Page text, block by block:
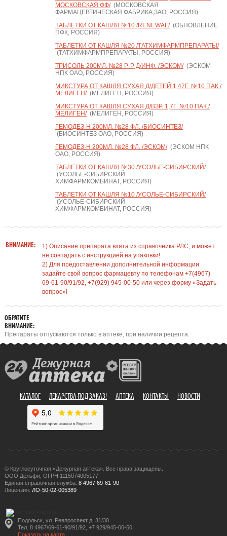
МОСКОВСКАЯ ФФ/(МОСКОВСКАЯ
ФАРМАЦЕВТИЧЕСКАЯ ФАБРИКА,ЗАО, РОССИЯ)
ТАБЛЕТКИ ОТ КАШЛЯ №10 /RENEWAL/(ОБНОВЛЕНИЕ
ПФК, РОССИЯ)
ТАБЛЕТКИ ОТ КАШЛЯ №20 /ТАТХИМФАРМПРЕПАРАТЫ/
(ТАТХИМФАРМПРЕПАРАТЫ, РОССИЯ)
ТРИСОЛЬ 200МЛ. №28 Р-Р Д/ИНФ. /ЭСКОМ/(ЭСКОМ
НПК ОАО, РОССИЯ)
МИКСТУРА ОТ КАШЛЯ СУХАЯ Д/ДЕТЕЙ 1,47Г. №10 ПАК./
МЕЛИГЕН/(МЕЛИГЕН, РОССИЯ)
МИКСТУРА ОТ КАШЛЯ СУХАЯ Д/ВЗР. 1,7Г. №10 ПАК./
МЕЛИГЕН/(МЕЛИГЕН, РОССИЯ)
ГЕМОДЕЗ-Н 200МЛ. №28 ФЛ. /БИОСИНТЕЗ/
(БИОСИНТЕЗ ОАО, РОССИЯ)
ГЕМОДЕЗ-Н 200МЛ. №28 ФЛ. /ЭСКОМ/(ЭСКОМ НПК
ОАО, РОССИЯ)
ТАБЛЕТКИ ОТ КАШЛЯ №30 /УСОЛЬЕ-СИБИРСКИЙ/
(УСОЛЬЕ-СИБИРСКИЙ
ХИМФАРМКОМБИНАТ, РОССИЯ)
ТАБЛЕТКИ ОТ КАШЛЯ №10 /УСОЛЬЕ-СИБИРСКИЙ/
(УСОЛЬЕ-СИБИРСКИЙ
ХИМФАРМКОМБИНАТ, РОССИЯ)
ВНИМАНИЕ:
1) Описание препарата взята из справочника РЛС, и может
не совпадать с инструкцией на упаковки!
2) Для предоставлении дополнительной информации
задайте свой вопрос фармацевту по телефонам +7(4967)
69-61-90/91/92, +7(929) 945-00-50 или через форму «Задать
вопрос»!
ОБРАТИТЕ
ВНИМАНИЕ:
Препараты отпускаются только в аптеке, при наличии рецепта.
КАТАЛОГ ЛЕКАРСТВА ПОД ЗАКАЗ! АПТЕКА КОНТАКТЫ НОВОСТИ
© Круглосуточная «Дежурная аптека». Все права защищены.
ООО Дельфи, ОГРН 1115074005177
Единая справочная служба: 8 4967 69-61-90
Лицензия: ЛО-50-02-005389
Подольск, ул. Ревпроспект д. 31/30
Тел. 8 4967/69-61-90/91/92, +7 929/945-00-50
Показать на карте